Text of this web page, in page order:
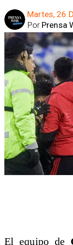
Martes, 26
Prensa
Por
El equipo de